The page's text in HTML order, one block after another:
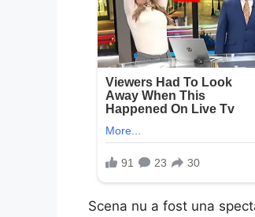
Scena nu a fost una